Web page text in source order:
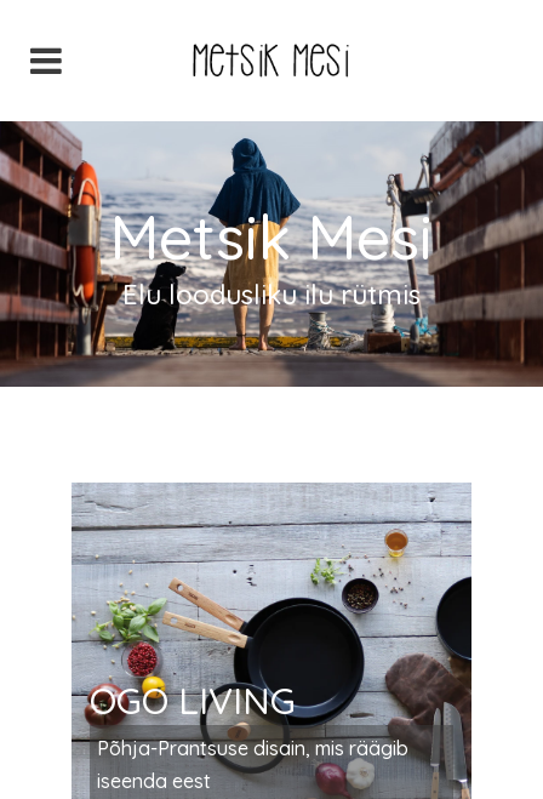
Metsik Mesi
Elu loodusliku ilu rütmis
OGO LIVING
Põhja-Prantsuse disain, mis räägib
iseenda eest